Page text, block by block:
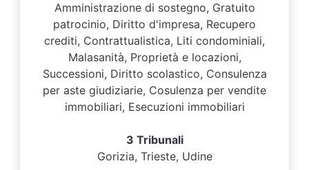
Amministrazione di sostegno, Gratuito
patrocinio, Diritto d'impresa, Recupero
crediti, Contrattualistica, Liti condominiali,
Malasanità, Proprietà e locazioni,
Successioni, Diritto scolastico, Consulenza
per aste giudiziarie, Cosulenza per vendite
immobiliari, Esecuzioni immobiliari
3 Tribunali
Gorizia, Trieste, Udine